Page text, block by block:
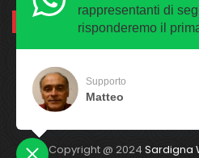
Home
Copyright @ 2024 Sardigna
rappresentanti di
risponderemo il
Supporto
Matteo